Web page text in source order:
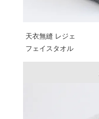
天衣無縫 レジェ
フェイスタオル